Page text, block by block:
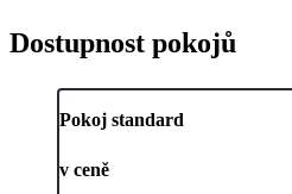
Dostupnost pokojů
Pokoj standard
v ceně